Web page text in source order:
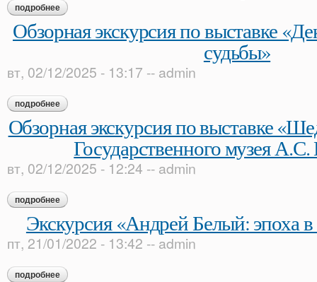
подробнее о литературный концерт мастерская театра автора
Обзорная экскурсия по выставке
судьбы»
вт, 02/12/2025 - 13:17 -- admin
подробнее о обзорная экскурсия по выставке «декабристы: люди и
Обзорная экскурсия по выставке
Государственного музея
вт, 02/12/2025 - 12:24 -- admin
подробнее о обзорная экскурсия по выставке «шедевры из собрания
Экскурсия «Андрей Белый: эпоха в
пт, 21/01/2022 - 13:42 -- admin
подробнее о экскурсия «андрей белый: эпоха в зеркале судьбы»